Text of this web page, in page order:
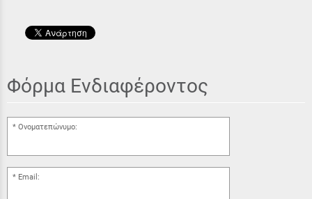
Φόρμα Ενδιαφέροντος
Ονοματεπώνυμο:
Email: